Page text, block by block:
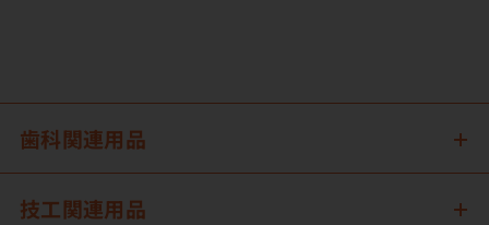
歯科関連用品
技工関連用品